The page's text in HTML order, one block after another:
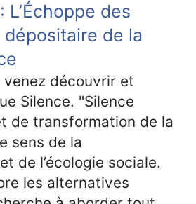
des
de la
venez découvrir et
Silence. "Silence
de transformation de la
sens de la
de l’écologie sociale.
les alternatives